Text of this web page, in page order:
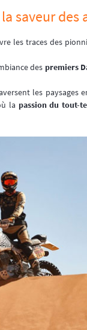
saveur des
les traces des
des premiers
les paysages
la passion du tout-